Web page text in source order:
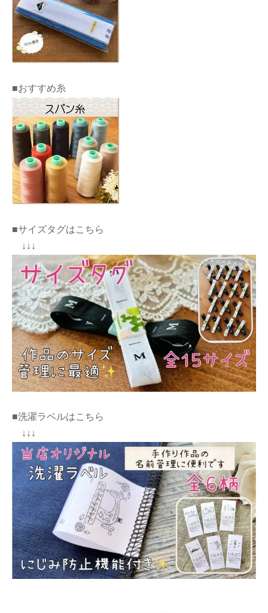
■おすすめ糸
■サイズタグはこちら
↓↓↓
■洗濯ラベルはこちら
↓↓↓